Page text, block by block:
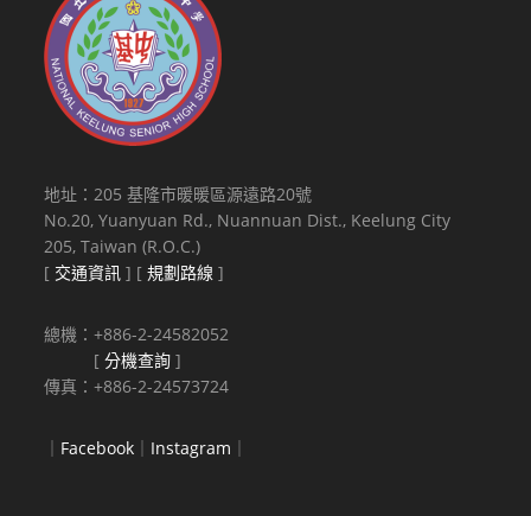
地址：205 基隆市暖暖區源遠路20號
No.20, Yuanyuan Rd., Nuannuan Dist., Keelung City
205, Taiwan (R.O.C.)
[ 交通資訊 ] [規劃路線 ]
總機：+886-2-24582052
[分機查詢 ]
傳真：+886-2-24573724
｜ Facebook ｜ Instagram ｜